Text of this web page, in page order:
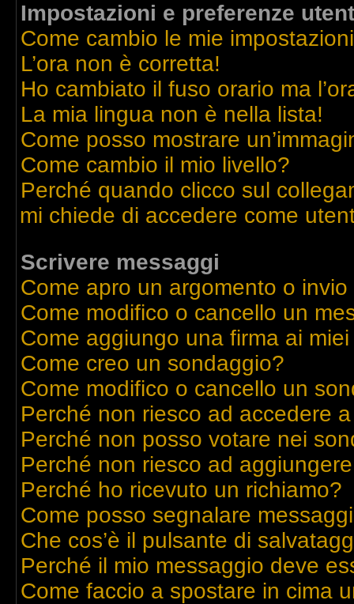
Impostazioni e preferenze
Come cambio le mie
L’ora non è corretta!
Ho cambiato il fuso orario ma
La mia lingua non è nella lista!
Come posso mostrare
Come cambio il mio livello?
Perché quando clicco sul
mi chiede di accedere come
Scrivere messaggi
Come apro un argomento o
Come modifico o cancello un
Come aggiungo una firma ai
Come creo un sondaggio?
Come modifico o cancello un
Perché non riesco ad accedere
Perché non posso votare nei
Perché non riesco ad
Perché ho ricevuto un richiamo?
Come posso segnalare
Che cos’è il pulsante di
Perché il mio messaggio deve
Come faccio a spostare in cima